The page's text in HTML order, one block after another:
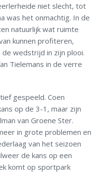
niet slecht, tot
was het onmachtig. In de
natuurlijk wat ruimte
kunnen profiteren,
de wedstrijd in zijn plooi.
Tielemans in de verre
gespeeld. Coen
op de 3-1, maar zijn
van Groene Ster.
in grote problemen en
van het seizoen
de kans op een
komt op sportpark